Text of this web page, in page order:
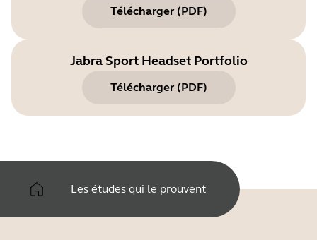
Télécharger (PDF)
Jabra Sport Headset Portfolio
Télécharger (PDF)
Les études qui le prouvent